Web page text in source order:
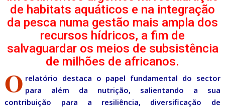
de habitats aquáticos e na integração
da pesca numa gestão mais ampla dos
recursos hídricos, a fim de
salvaguardar os meios de subsistência
de milhões de africanos.
O relatório destaca o papel fundamental do sector
para além da nutrição, salientando a sua
contribuição para a resiliência, diversificação de